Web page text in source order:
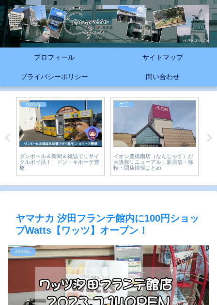
プロフィール サイトマップ
プライバシーポリシー 問い合わせ
2025年
ダンボール＆新聞＆雑誌でリサイ
クルポイ活！｜ドン・キホーテ豊
橋
生活
イオン豊橋南店（なんじゃす）が
大規模リニューアル！新店舗・移
転・閉店情報まとめ
ヤマナカ 汐田フランテ館内に100円ショッ
プWatts【ワッツ】オープン！
2023年